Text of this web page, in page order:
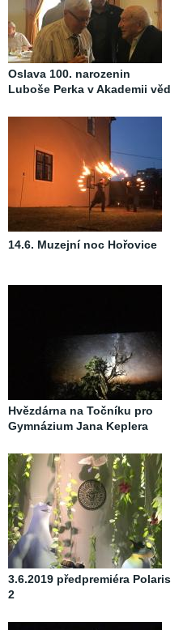
Oslava 100. narozenin
Luboše Perka v Akademii věd
14.6. Muzejní noc Hořovice
Hvězdárna na Točníku pro
Gymnázium Jana Keplera
3.6.2019 předpremiéra Polaris
2